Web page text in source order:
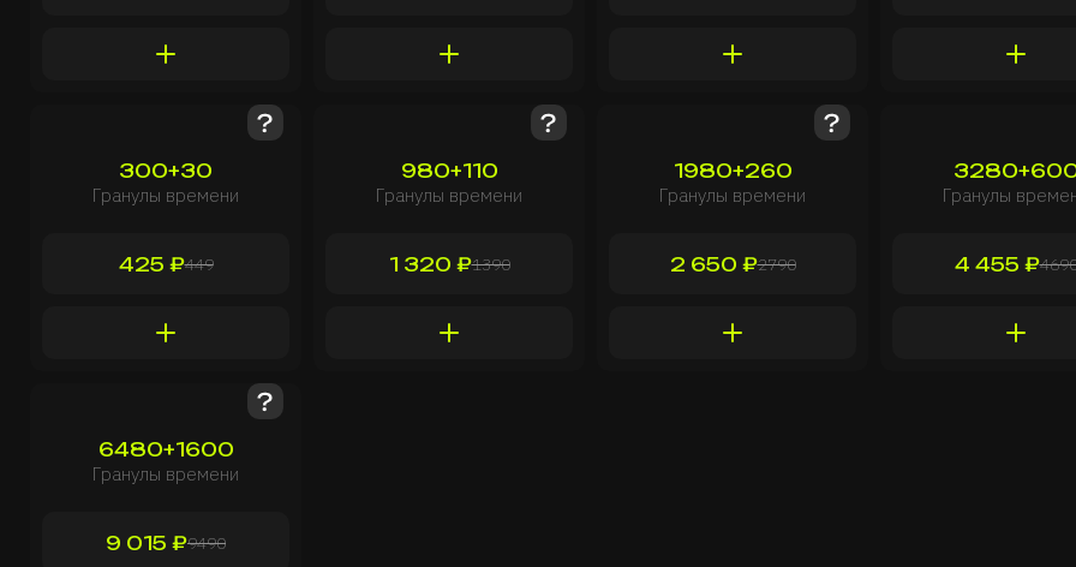
300+30
Гранулы времени
425 ₽449
980+110
Гранулы времени
1 320 ₽1390
1980+260
Гранулы времени
2 650 ₽2790
Гранулы
4 455 ₽
6480+1600
Гранулы времени
9 015 ₽9490